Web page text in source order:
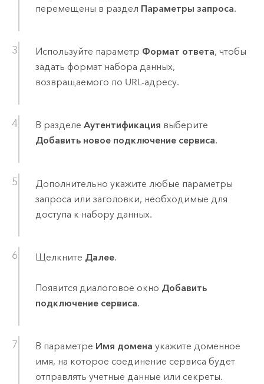
перемещены в раздел Параметры запроса.
Используйте параметр Формат ответа, чтобы
задать формат набора данных,
возвращаемого по URL-адресу.
В разделе Аутентификация выберите
Добавить новое подключение сервиса.
Дополнительно укажите любые параметры
запроса или заголовки, необходимые для
доступа к набору данных.
Щелкните Далее.
Появится диалоговое окно Добавить
подключение сервиса.
В параметре Имя домена укажите доменное
имя, на которое соединение сервиса будет
отправлять учетные данные или секреты.